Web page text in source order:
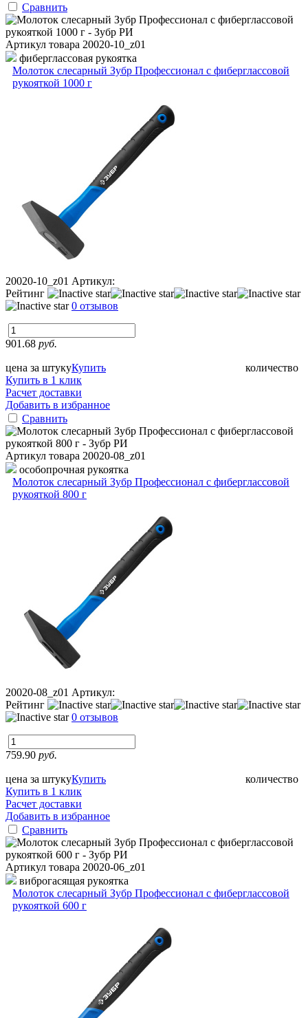
Сравнить
Артикул товара 20020-10_z01
фиберглассовая рукоятка
Молоток слесарный Зубр Профессионал с фиберглассовой
рукояткой 1000 г
20020-10_z01 Артикул:
Рейтинг
0 отзывов
901.68 руб.
цена за штуку количество
Купить
Купить в 1 клик
Расчет доставки
Добавить в избранное
Сравнить
Артикул товара 20020-08_z01
особопрочная рукоятка
Молоток слесарный Зубр Профессионал с фиберглассовой
рукояткой 800 г
20020-08_z01 Артикул:
Рейтинг
0 отзывов
759.90 руб.
цена за штуку количество
Купить
Купить в 1 клик
Расчет доставки
Добавить в избранное
Сравнить
Артикул товара 20020-06_z01
виброгасящая рукоятка
Молоток слесарный Зубр Профессионал с фиберглассовой
рукояткой 600 г